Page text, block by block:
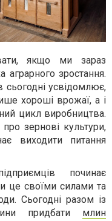
якщо ми зараз
зростання.
сьогодні усвідомлює,
хороші врожаї, а і
цикл виробництва.
зернові культури,
виходити питання
починає
це своїми силами та
Сьогодні разом із
придбати млин